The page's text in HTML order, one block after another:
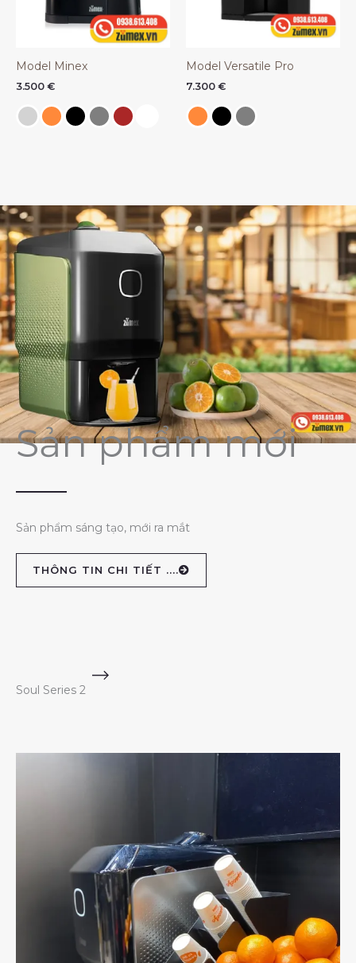
Model Minex
3.500 €
Model Versatile Pro
7.300 €
Sản phẩm mới
Sản phẩm sáng tạo, mới ra mắt
THÔNG TIN CHI TIẾT ....
Soul Series 2